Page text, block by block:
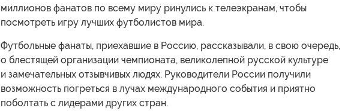
миллионов фанатов по всему миру ринулись к телеэкранам, чтобы
посмотреть игру лучших футболистов мира.
Футбольные фанаты, приехавшие в Россию, рассказывали, в свою очередь,
о блестящей организации чемпионата, великолепной русской культуре
и замечательных отзывчивых людях. Руководители России получили
возможность погреться в лучах международного события и приятно
поболтать с лидерами других стран.